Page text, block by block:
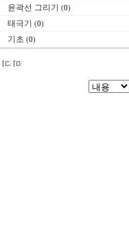
윤곽선 그리기 (0)
태극기 (0)
기초 (0)